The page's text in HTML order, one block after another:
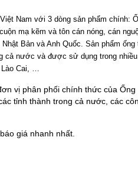
Nam với 3 dòng sản phẩm chính:
mạ kẽm và tôn cán nóng, cán
Bản và Anh Quốc. Sản phẩm
cả nước và được sử dụng trong
Lào Cai, …
vị phân phối chính thức của
tỉnh thành trong cả nước, các
giá nhanh nhất.